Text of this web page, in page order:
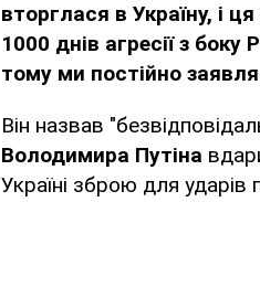
вторглася в Україну, і
1000 днів агресії з боку
тому ми постійно
Він назвав
Володимира Путіна
Україні зброю для ударів